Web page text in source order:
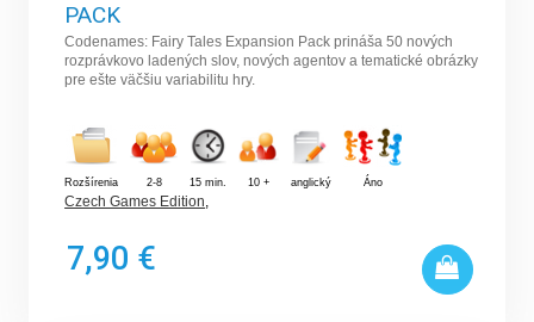
PACK
Codenames: Fairy Tales Expansion Pack prináša 50 nových
rozprávkovo ladených slov, nových agentov a tematické obrázky
pre ešte väčšiu variabilitu hry.
Rozšírenia 2-8 15 min. 10 + anglický Áno
Czech Games Edition,
7,90 €